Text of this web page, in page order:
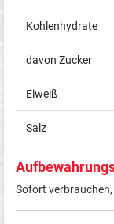
Kohlenhydrate
davon Zucker
Eiweiß
Salz
Sofort